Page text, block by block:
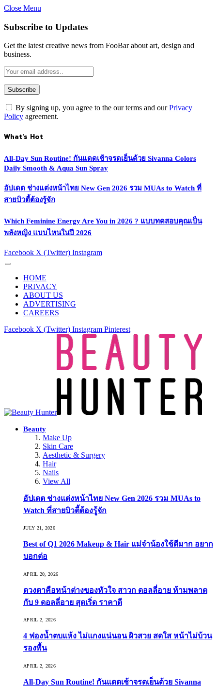
Close Menu
Subscribe to Updates
Get the latest creative news from FooBar about art, design and
business.
By signing up, you agree to the our terms and ourPrivacy
Policy agreement.
What's Hot
All-Day Sun Routine! กันแดดเช้าจรดเย็นด้วย Sivanna Colors
Daily Smooth & Aqua Sun Spray
อัปเดต ช่างแต่งหน้าไทย New Gen 2026 รวม MUAs to Watch ที่
สายบิวตี้ต้องรู้จัก
Which Feminine Energy Are You in 2026 ? แบบทดสอบคุณเป็น
พลังหญิง แบบไหนในปี 2026
Facebook X (Twitter) Instagram
HOME
PRIVACY
ABOUT US
ADVERTISING
CAREERS
Facebook X (Twitter) Instagram Pinterest
Beauty
Make Up
Skin Care
Aesthetic & Surgery
Hair
Nails
View All
อัปเดต ช่างแต่งหน้าไทย New Gen 2026 รวม MUAs to
Watch ที่สายบิวตี้ต้องรู้จัก
JULY 21, 2026
Best of Q1 2026 Makeup & Hair แม่จ๋าน้องใช้ดีมาก อยาก
บอกต่อ
APRIL 20, 2026
ดวงตาคือหน้าต่างของหัวใจ สาวก ดอลลี่อาย ห้ามพลาด
กับ 9 ดอลลี่อาย สุดเริ่ด ราคาดี
APRIL 2, 2026
4 ฟองน้ำตบแห้ง ไม่แกงแน่นอน ผิวสวย สดใส หน้าไม่บ้วน
รองพื้น
APRIL 2, 2026
All-Day Sun Routine! กันแดดเช้าจรดเย็นด้วย Sivanna